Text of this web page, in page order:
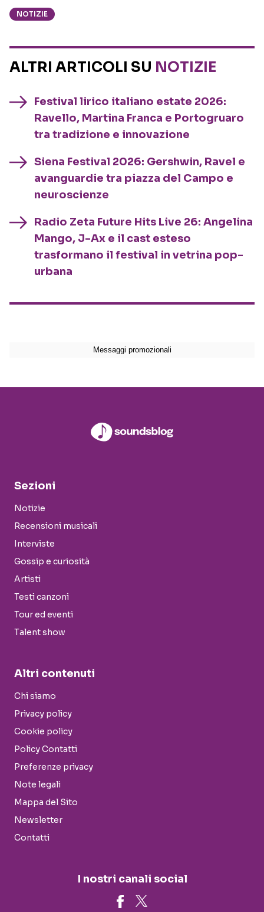
NOTIZIE
ALTRI ARTICOLI SU NOTIZIE
Festival lirico italiano estate 2026:
Ravello, Martina Franca e Portogruaro
tra tradizione e innovazione
Siena Festival 2026: Gershwin, Ravel e
avanguardie tra piazza del Campo e
neuroscienze
Radio Zeta Future Hits Live 26: Angelina
Mango, J-Ax e il cast esteso
trasformano il festival in vetrina pop-
urbana
Sezioni
Notizie
Recensioni musicali
Interviste
Gossip e curiosità
Artisti
Testi canzoni
Tour ed eventi
Talent show
Altri contenuti
Chi siamo
Privacy policy
Cookie policy
Policy Contatti
Preferenze privacy
Note legali
Mappa del Sito
Newsletter
Contatti
I nostri canali social